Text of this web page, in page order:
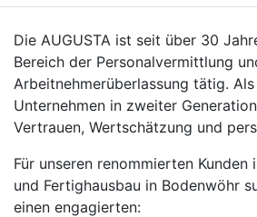
Die AUGUSTA ist seit über 30
Bereich der Personalvermittlung
Arbeitnehmerüberlassung tätig.
Unternehmen in zweiter
Vertrauen, Wertschätzung und
Für unseren renommierten Kunden
und Fertighausbau in Bodenwöhr
einen engagierten: